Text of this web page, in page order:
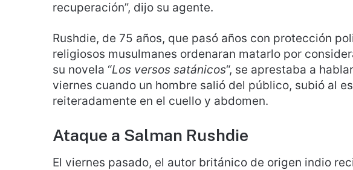
recuperación”, dijo su agente.
Rushdie, de 75 años, que pasó años con protección
religiosos musulmanes ordenaran matarlo por
su novela “Los versos satánicos“, se aprestaba a
viernes cuando un hombre salió del público, subió al
reiteradamente en el cuello y abdomen.
Ataque a Salman Rushdie
El viernes pasado, el autor británico de origen indio